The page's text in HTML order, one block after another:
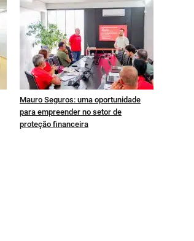
Mauro Seguros: uma oportunidade
para empreender no setor de
proteção financeira